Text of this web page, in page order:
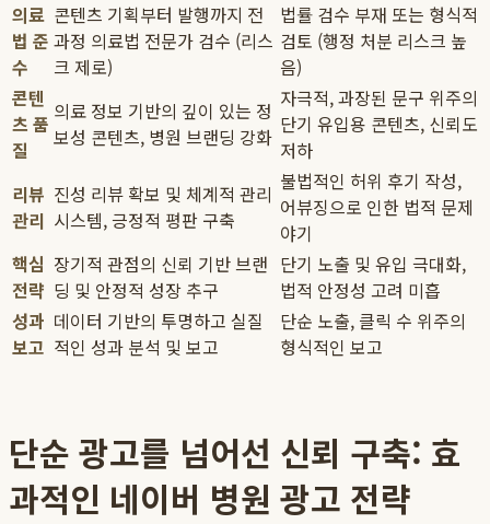
의료
법 준
수
콘텐츠 기획부터 발행까지 전
과정 의료법 전문가 검수 (리스
크 제로)
법률 검수 부재 또는 형식적
검토 (행정 처분 리스크 높
음)
콘텐
츠 품
질
의료 정보 기반의 깊이 있는 정
보성 콘텐츠, 병원 브랜딩 강화
자극적, 과장된 문구 위주의
단기 유입용 콘텐츠, 신뢰도
저하
리뷰
관리
진성 리뷰 확보 및 체계적 관리
시스템, 긍정적 평판 구축
불법적인 허위 후기 작성,
어뷰징으로 인한 법적 문제
야기
핵심
전략
장기적 관점의 신뢰 기반 브랜
딩 및 안정적 성장 추구
단기 노출 및 유입 극대화,
법적 안정성 고려 미흡
성과
보고
데이터 기반의 투명하고 실질
적인 성과 분석 및 보고
단순 노출, 클릭 수 위주의
형식적인 보고
단순 광고를 넘어선 신뢰 구축: 효
과적인 네이버 병원 광고 전략